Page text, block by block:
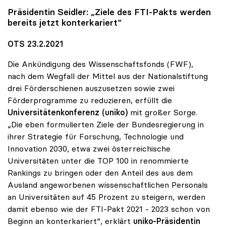
Präsidentin Seidler: „Ziele des FTI-Pakts werden
bereits jetzt konterkariert“
OTS 23.2.2021
Die Ankündigung des Wissenschaftsfonds (FWF),
nach dem Wegfall der Mittel aus der Nationalstiftung
drei Förderschienen auszusetzen sowie zwei
Förderprogramme zu reduzieren, erfüllt die
Universitätenkonferenz (uniko) mit großer Sorge.
„Die eben formulierten Ziele der Bundesregierung in
ihrer Strategie für Forschung, Technologie und
Innovation 2030, etwa zwei österreichische
Universitäten unter die TOP 100 in renommierte
Rankings zu bringen oder den Anteil des aus dem
Ausland angeworbenen wissenschaftlichen Personals
an Universitäten auf 45 Prozent zu steigern, werden
damit ebenso wie der FTI-Pakt 2021 - 2023 schon von
Beginn an konterkariert“, erklärt uniko-Präsidentin